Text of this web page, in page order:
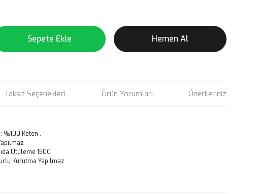
Sepete Ekle Hemen Al
Taksit Seçenekleri Ürün Yorumları Önerileriniz
%100 Keten ,
Ütüleme 150C
Kurutma Yapılmaz